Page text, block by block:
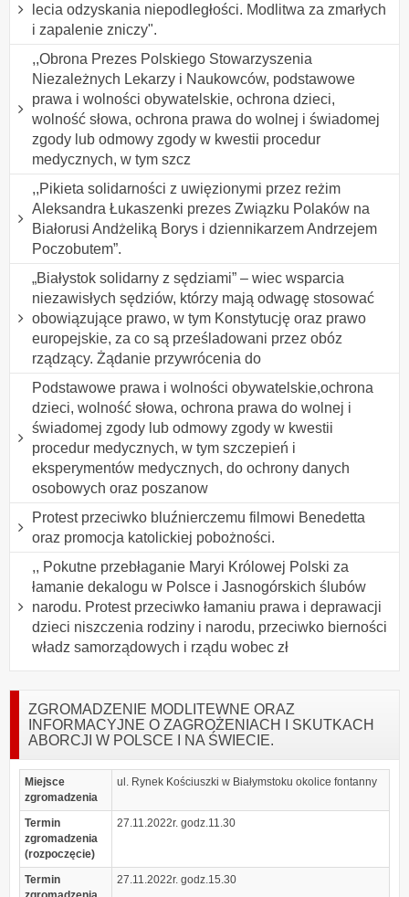
lecia odzyskania niepodległości. Modlitwa za zmarłych
i zapalenie zniczy".
,,Obrona Prezes Polskiego Stowarzyszenia
Niezależnych Lekarzy i Naukowców, podstawowe
prawa i wolności obywatelskie, ochrona dzieci,
wolność słowa, ochrona prawa do wolnej i świadomej
zgody lub odmowy zgody w kwestii procedur
medycznych, w tym szcz
,,Pikieta solidarności z uwięzionymi przez reżim
Aleksandra Łukaszenki prezes Związku Polaków na
Białorusi Andżeliką Borys i dziennikarzem Andrzejem
Poczobutem”.
„Białystok solidarny z sędziami” – wiec wsparcia
niezawisłych sędziów, którzy mają odwagę stosować
obowiązujące prawo, w tym Konstytucję oraz prawo
europejskie, za co są prześladowani przez obóz
rządzący. Żądanie przywrócenia do
Podstawowe prawa i wolności obywatelskie,ochrona
dzieci, wolność słowa, ochrona prawa do wolnej i
świadomej zgody lub odmowy zgody w kwestii
procedur medycznych, w tym szczepień i
eksperymentów medycznych, do ochrony danych
osobowych oraz poszanow
Protest przeciwko bluźnierczemu filmowi Benedetta
oraz promocja katolickiej pobożności.
,, Pokutne przebłaganie Maryi Królowej Polski za
łamanie dekalogu w Polsce i Jasnogórskich ślubów
narodu. Protest przeciwko łamaniu prawa i deprawacji
dzieci niszczenia rodziny i narodu, przeciwko bierności
władz samorządowych i rządu wobec zł
ZGROMADZENIE MODLITEWNE ORAZ
INFORMACYJNE O ZAGROŻENIACH I SKUTKACH
ABORCJI W POLSCE I NA ŚWIECIE.
Miejsce
zgromadzenia
ul. Rynek Kościuszki w Białymstoku okolice fontanny
Termin
zgromadzenia
(rozpoczęcie)
27.11.2022r. godz.11.30
Termin
27.11.2022r. godz.15.30